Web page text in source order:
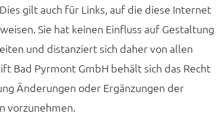
gilt auch für Links, auf die diese Internet
Sie hat keinen Einfluss auf Gestaltung
und distanziert sich daher von allen
Bad Pyrmont GmbH behält sich das Recht
Änderungen oder Ergänzungen der
vorzunehmen.